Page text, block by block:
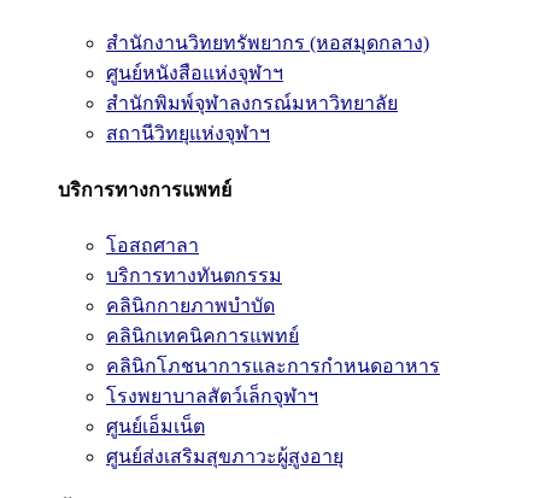
สำนักงานวิทยทรัพยากร (หอสมุดกลาง)
ศูนย์หนังสือแห่งจุฬาฯ
สำนักพิมพ์จุฬาลงกรณ์มหาวิทยาลัย
สถานีวิทยุแห่งจุฬาฯ
บริการทางการแพทย์
โอสถศาลา
บริการทางทันตกรรม
คลินิกกายภาพบำบัด
คลินิกเทคนิคการแพทย์
คลินิกโภชนาการและการกำหนดอาหาร
โรงพยาบาลสัตว์เล็กจุฬาฯ
ศูนย์เอ็มเน็ต
ศูนย์ส่งเสริมสุขภาวะผู้สูงอายุ